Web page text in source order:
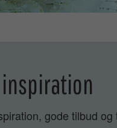
inspiration
gode tilbud